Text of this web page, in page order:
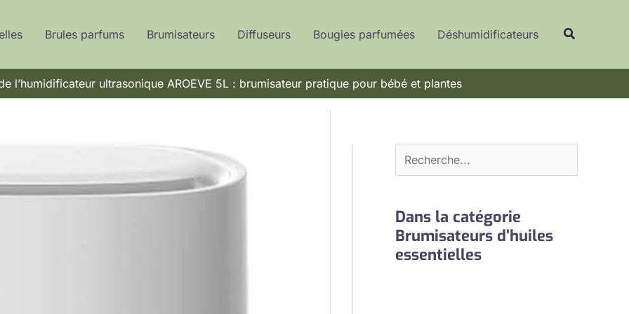
Brules parfums Brumisateurs Diffuseurs Bougies parfumées Déshumidificateurs
l’humidificateur ultrasonique AROEVE 5L : brumisateur pratique pour bébé et plantes
e
h
e
c
r
Dans la catégorie
Brumisateurs d’huiles
essentielles